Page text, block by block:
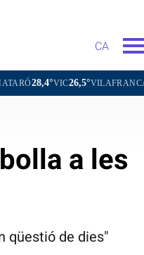
CA
26,5°VILAFRANCA DEL PENEDÈS
a les
qüestió de dies"